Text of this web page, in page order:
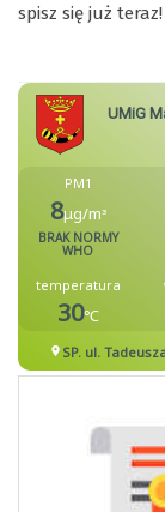
spisz się już teraz!